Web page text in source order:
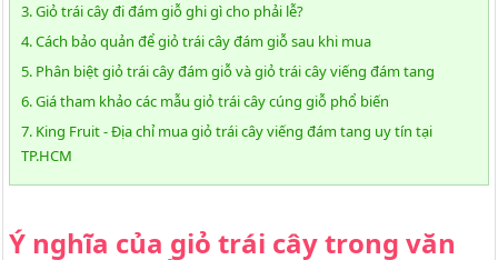
3. Giỏ trái cây đi đám giỗ ghi gì cho phải lễ?
4. Cách bảo quản để giỏ trái cây đám giỗ sau khi mua
5. Phân biệt giỏ trái cây đám giỗ và giỏ trái cây viếng đám tang
6. Giá tham khảo các mẫu giỏ trái cây cúng giỗ phổ biến
7. King Fruit - Địa chỉ mua giỏ trái cây viếng đám tang uy tín tại
TP.HCM
Ý nghĩa của giỏ trái cây trong văn